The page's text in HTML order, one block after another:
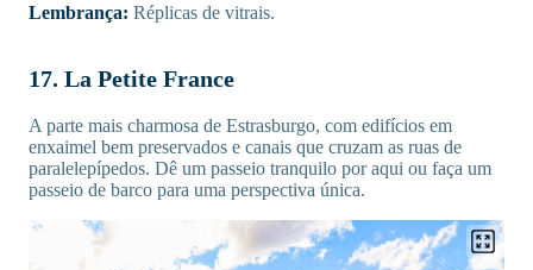
Lembrança: Réplicas de vitrais.
17. La Petite France
A parte mais charmosa de Estrasburgo, com edifícios em
enxaimel bem preservados e canais que cruzam as ruas de
paralelepípedos. Dê um passeio tranquilo por aqui ou faça um
passeio de barco para uma perspectiva única.